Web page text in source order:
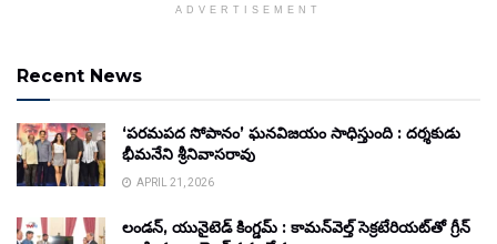
ADVERTISEMENT
Recent News
‘పరమపద సోపానం’ ఘనవిజయం సాధిస్తుంది : దర్శకుడు
భీమనేని శ్రీనివాసరావు
APRIL 21, 2026
లండన్, యునైటెడ్ కింగ్డమ్ : కామన్‌వెల్త్ సెక్రటేరియట్‌తో గ్రీన్